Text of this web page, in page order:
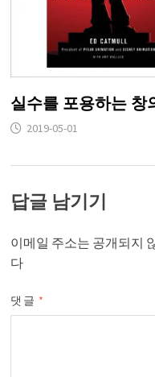
실수를 포용하는 창
2019-05-01
답글 남기기
이메일 주소는 공개되지
다
댓글 *